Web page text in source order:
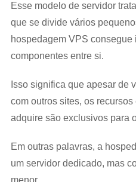
Esse modelo de servidor
que se divide vários
hospedagem VPS
componentes entre si.
Isso significa que apesar de
com outros sites, os
adquire são exclusivos para
Em outras palavras, a
um servidor dedicado, mas